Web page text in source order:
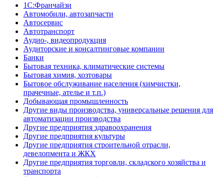
1С:Франчайзи
Автомобили, автозапчасти
Автосервис
Автотранспорт
Аудио-, видеопродукция
Аудиторские и консалтинговые компании
Банки
Бытовая техника, климатические системы
Бытовая химия, хозтовары
Бытовое обслуживание населения (химчистки,
прачечные, ателье и т.п.)
Добывающая промышленность
Другие виды производства, универсальные решения для
автоматизации производства
Другие предприятия здравоохранения
Другие предприятия культуры
Другие предприятия строительной отрасли,
девелопмента и ЖКХ
Другие предприятия торговли, складского хозяйства и
транспорта